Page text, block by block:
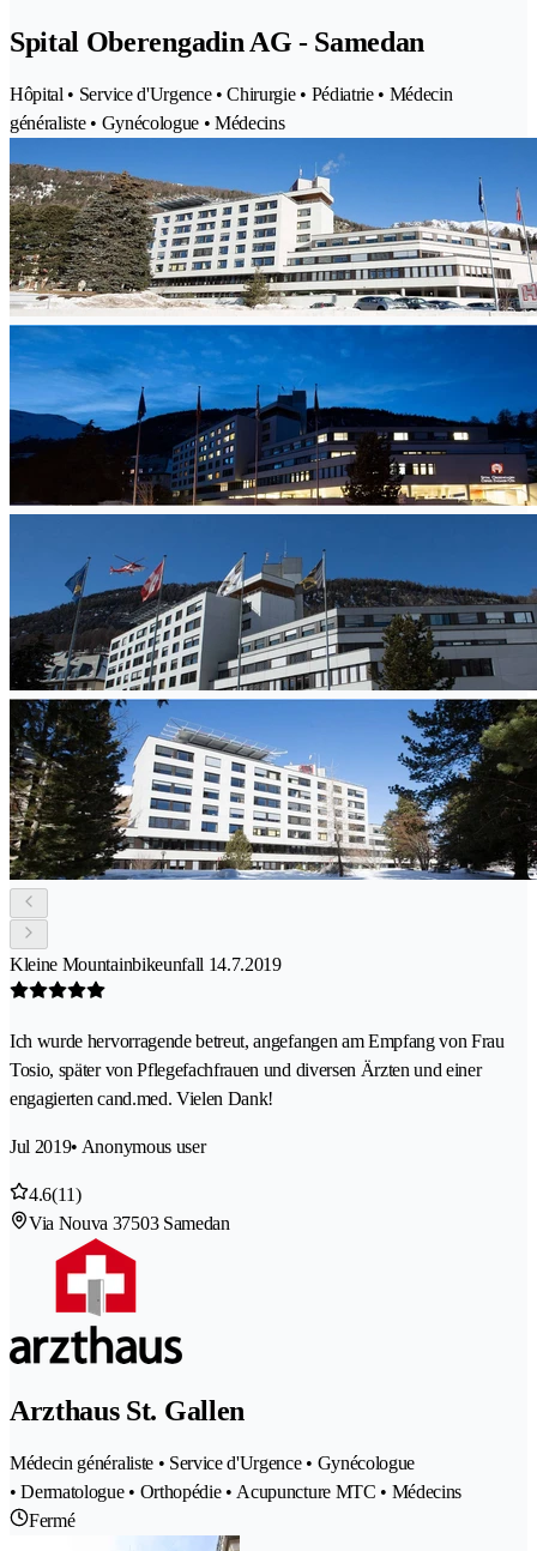
Spital Oberengadin AG - Samedan
Hôpital • Service d'Urgence • Chirurgie • Pédiatrie • Médecin
généraliste • Gynécologue • Médecins
Kleine Mountainbikeunfall 14.7.2019
Ich wurde hervorragende betreut, angefangen am Empfang von Frau
Tosio, später von Pflegefachfrauen und diversen Ärzten und einer
engagierten cand.med. Vielen Dank!
Jul 2019• Anonymous user
4.6(11)
Via Nouva 37503 Samedan
Arzthaus St. Gallen
Médecin généraliste • Service d'Urgence • Gynécologue
• Dermatologue • Orthopédie • Acupuncture MTC • Médecins
Fermé